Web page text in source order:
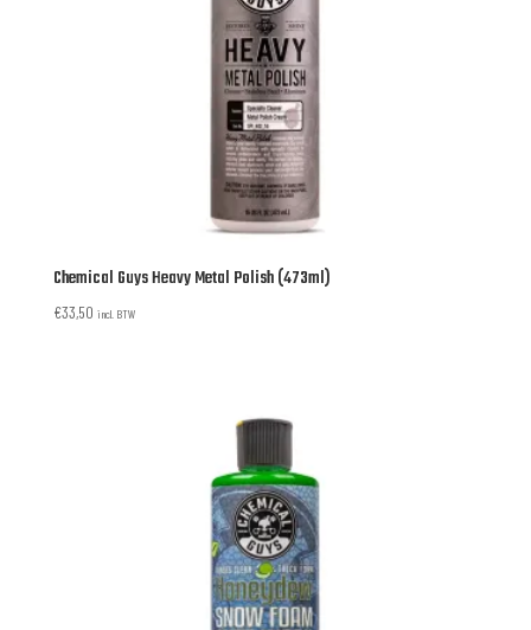
Chemical Guys Heavy Metal Polish (473ml)
€33,50 incl. BTW